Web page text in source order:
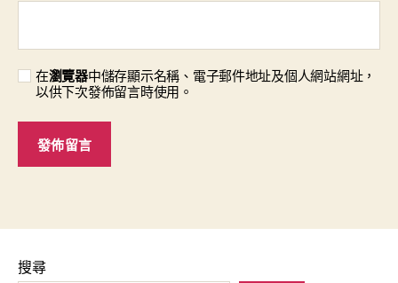
在瀏覽器中儲存顯示名稱、電子郵件地址及個人網站網址，
以供下次發佈留言時使用。
搜尋